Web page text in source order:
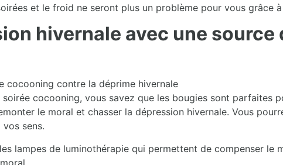
et le froid ne seront plus un problème pour vous grâce
hivernale avec une source
soirée cocooning, vous savez que les bougies sont parfaites
le moral et chasser la dépression hivernale. Vous
sens.
lampes de luminothérapie qui permettent de compenser le